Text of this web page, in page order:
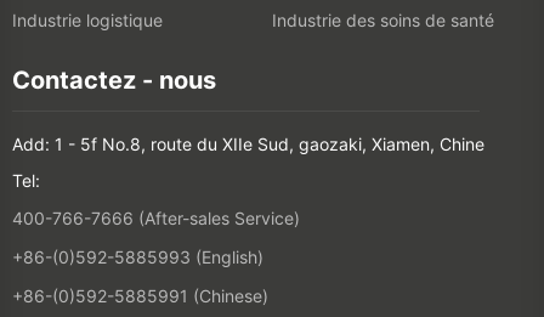
Industrie logistique
Industrie des soins de santé
Contactez - nous
Add: 1 - 5f No.8, route du XIIe Sud, gaozaki, Xiamen, Chine
Tel:
400-766-7666 (After-sales Service)
+86-(0)592-5885993 (English)
+86-(0)592-5885991 (Chinese)